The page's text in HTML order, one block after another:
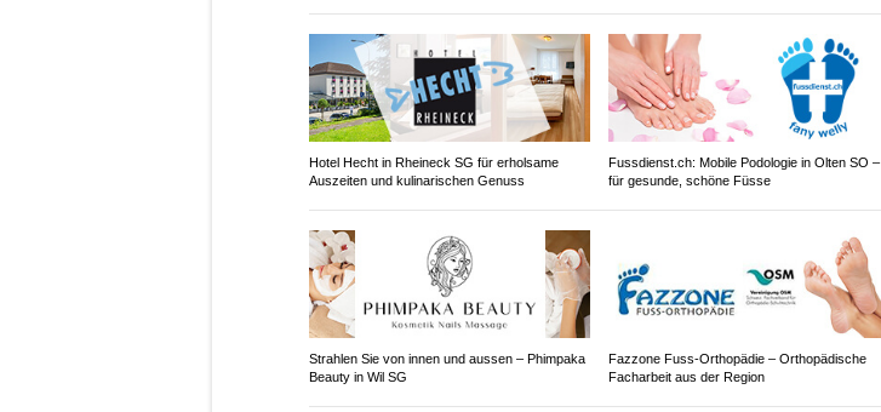
Hotel Hecht in Rheineck SG für erholsame
Auszeiten und kulinarischen Genuss
Fussdienst.ch: Mobile Podologie in Olten SO –
für gesunde, schöne Füsse
Strahlen Sie von innen und aussen – Phimpaka
Beauty in Wil SG
Fazzone Fuss-Orthopädie – Orthopädische
Facharbeit aus der Region